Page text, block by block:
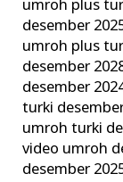
umroh plus
desember
umroh plus
desember
desember
turki
umroh turki
video umroh
desember